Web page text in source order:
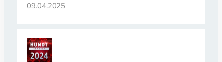
09.04.2025